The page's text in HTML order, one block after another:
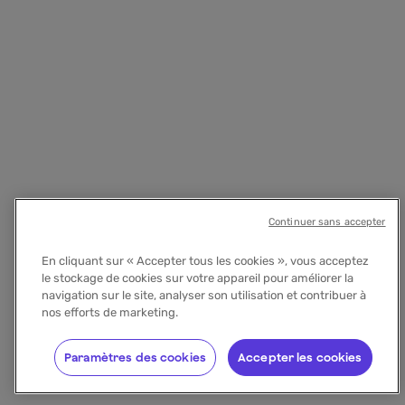
En cliquant sur « Accepter tous les cookies », vous acceptez
le stockage de cookies sur votre appareil pour améliorer la
navigation sur le site, analyser son utilisation et contribuer à
nos efforts de marketing.
Accepter les cookies
Paramètres des cookies
Continuer sans accepter